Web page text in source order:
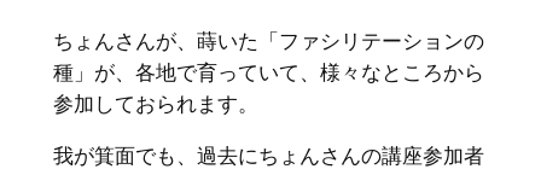
ちょんさんが、蒔いた「ファシリテーションの
種」が、各地で育っていて、様々なところから
参加しておられます。
我が箕面でも、過去にちょんさんの講座参加者